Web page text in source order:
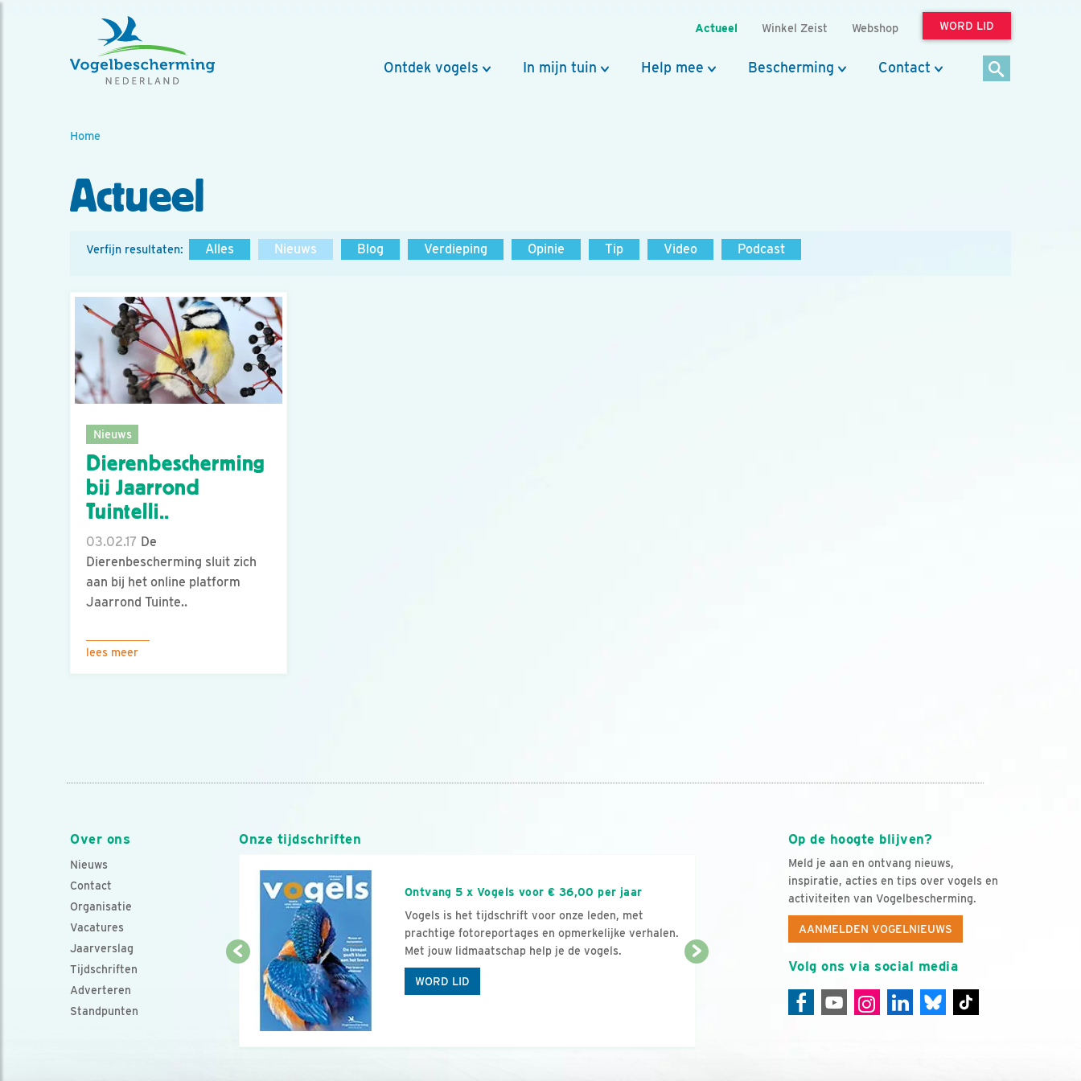
Actueel Winkel Zeist Webshop WORD LID
Ontdek vogels In mijn tuin Help mee Bescherming Contact
Home
Actueel
Verfijn resultaten: Alles Nieuws Blog Verdieping Opinie Tip Video Podcast
Nieuws
Dierenbescherming
bij Jaarrond
Tuintelli..
03.02.17 De
Dierenbescherming sluit zich
aan bij het online platform
Jaarrond Tuinte..
lees meer
Over ons
Nieuws
Contact
Organisatie
Vacatures
Jaarverslag
Tijdschriften
Adverteren
Standpunten
Op de hoogte blijven?
Meld je aan en ontvang nieuws,
inspiratie, acties en tips over vogels en
activiteiten van Vogelbescherming.
AANMELDEN VOGELNIEUWS
Volg ons via social media
Onze tijdschriften
Ontvang 5 x Vogels voor € 36,00 per jaar
Vogels is het tijdschrift voor onze leden, met
prachtige fotoreportages en opmerkelijke verhalen.
Met jouw lidmaatschap help je de vogels.
WORD LID